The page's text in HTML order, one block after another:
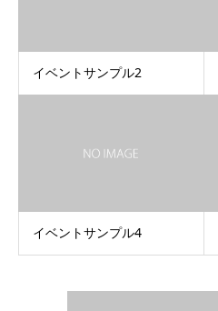
イベントサンプル2
イベントサンプル4